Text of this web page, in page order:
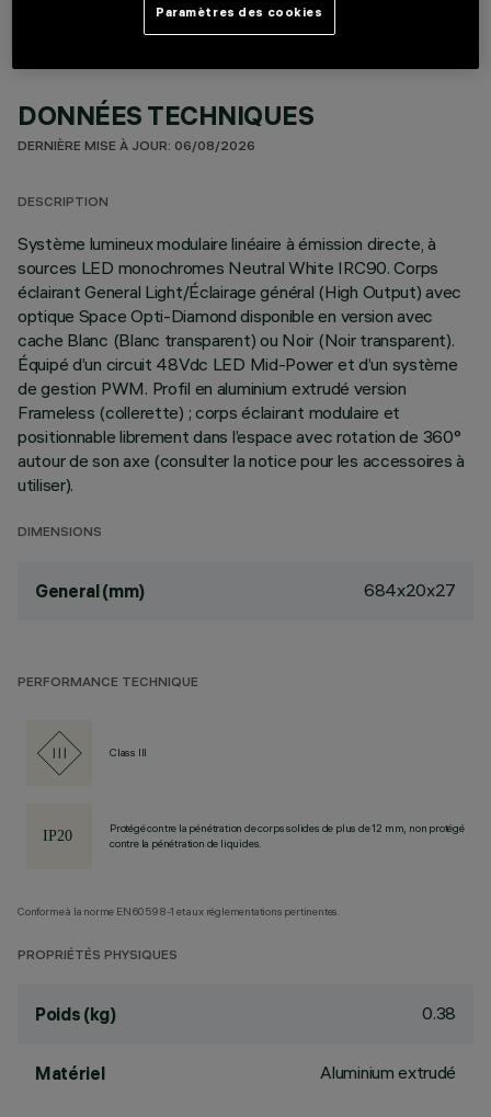
DONNÉES TECHNIQUES
DERNIÈRE MISE À JOUR: 06/08/2026
DESCRIPTION
Système lumineux modulaire linéaire à émission directe, à
sources LED monochromes Neutral White IRC90. Corps
éclairant General Light/Éclairage général (High Output) avec
optique Space Opti-Diamond disponible en version avec
cache Blanc (Blanc transparent) ou Noir (Noir transparent).
Équipé d’un circuit 48Vdc LED Mid-Power et d’un système
de gestion PWM. Profil en aluminium extrudé version
Frameless (collerette) ; corps éclairant modulaire et
positionnable librement dans l’espace avec rotation de 360°
autour de son axe (consulter la notice pour les accessoires à
utiliser).
DIMENSIONS
General (mm) 684x20x27
PERFORMANCE TECHNIQUE
Class III
Protégé contre la pénétration de corps solides de plus de 12 mm, non protégé
contre la pénétration de liquides.
Conforme à la norme EN60598-1 et aux réglementations pertinentes.
PROPRIÉTÉS PHYSIQUES
Poids (kg) 0.38
Matériel Aluminium extrudé
Paramètres des cookies